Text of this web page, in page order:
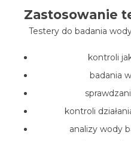
Zastosowanie
Testery do badania
kontroli
badania
kontroli
analizy wody